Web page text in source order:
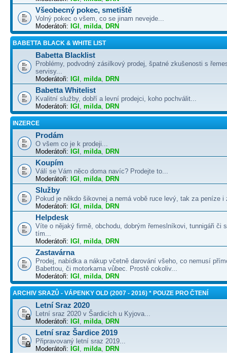
Všeobecný pokec, smetiště
Volný pokec o všem, co se jinam nevejde...
Moderátoři: IGI , milda, DRN
BABETTA BLACK & WHITE LIST
Babetta Blacklist
Problémy, podvodný zásilkový prodej, špatné zkušenosti s
servisy...
Moderátoři: IGI , milda, DRN
Babetta Whitelist
Kvalitní služby, dobří a levní prodejci, koho pochválit...
Moderátoři: IGI , milda, DRN
INZERCE
Prodám
O všem co je k prodeji...
Moderátoři: IGI , milda, DRN
Koupím
Válí se Vám něco doma navíc? Prodejte to...
Moderátoři: IGI , milda, DRN
Služby
Pokud je někdo šikovnej a nemá vobě ruce levý, tak za peníze i
Moderátoři: IGI , milda, DRN
Helpdesk
Víte o nějaký firmě, obchodu, dobrým řemeslníkovi, tunnigáři či
tím...
Moderátoři: IGI , milda, DRN
Zastavárna
Prodej, nabídka a nákup včetně darování všeho, co nemusí
Babettou, či motorkama vůbec. Prostě cokoliv...
Moderátoři: IGI , milda, DRN
ARCHIV SRAZŮ - VÁPENKY OLD (2007 - 2016) * POUZE PRO ČTENÍ
Letní Sraz 2020
Letní sraz 2020 v Šardicích u Kyjova...
Moderátoři: IGI , milda, DRN
Letní sraz Šardice 2019
Připravovaný letní sraz 2019...
Moderátoři: IGI , milda, DRN